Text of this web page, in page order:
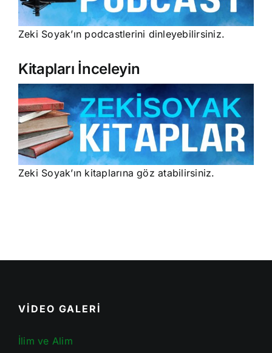
Zeki Soyak’ın podcastlerini dinleyebilirsiniz.
Kitapları İnceleyin
Zeki Soyak’ın kitaplarına göz atabilirsiniz.
VİDEO GALERİ
İlim ve Alim